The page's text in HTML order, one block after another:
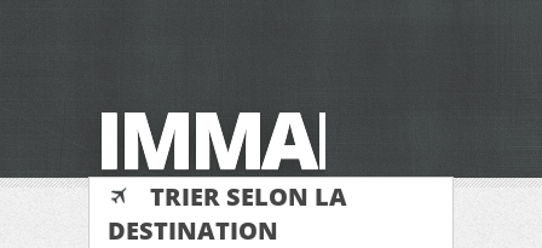
TRIER SELON LA
DESTINATION